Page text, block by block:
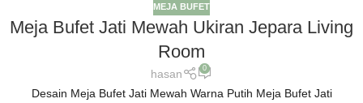
MEJA BUFET
Meja Bufet Jati Mewah Ukiran Jepara Living
Room
hasan 0
Desain Meja Bufet Jati Mewah Warna Putih Meja Bufet Jati